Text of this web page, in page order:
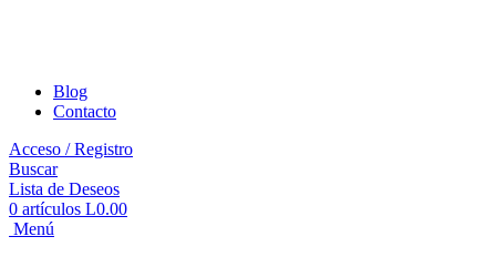
Blog
Contacto
Acceso / Registro
Buscar
Lista de Deseos
0 artículos L0.00
Menú